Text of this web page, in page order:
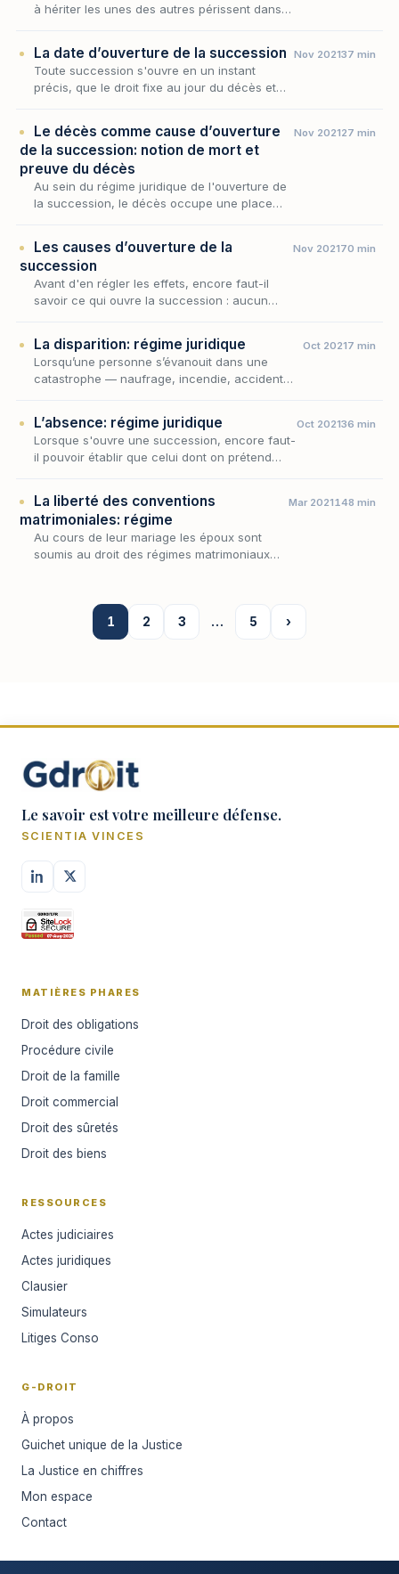
à hériter les unes des autres périssent dans
mort e…
La date d’ouverture de la succession
Toute succession s'ouvre en un instant
précis, que le droit fixe au jour du décès et
gou…
Nov 202137 min
Le décès comme cause d’ouverture
de la succession: notion de mort et
preuve du décès
Au sein du régime juridique de l'ouverture de
la succession, le décès occupe une place
partant, l'en…
Nov 202127 min
Les causes d’ouverture de la
succession
Avant d'en régler les effets, encore faut-il
savoir ce qui ouvre la succession : aucun
départ. Au sein…
Nov 202170 min
La disparition: régime juridique
Lorsqu’une personne s’évanouit dans une
catastrophe — naufrage, incendie, accident
le…
Oct 20217 min
L’absence: régime juridique
Lorsque s'ouvre une succession, encore faut-
il pouvoir établir que celui dont on prétend
Oct 202136 min
La liberté des conventions
matrimoniales: régime
Au cours de leur mariage les époux sont
soumis au droit des régimes matrimoniaux
Mar 2021148 min
1 2 3 … 5 ›
Le savoir est votre meilleure défense.
SCIENTIA VINCES
MATIÈRES PHARES
Droit des obligations
Procédure civile
Droit de la famille
Droit commercial
Droit des sûretés
Droit des biens
RESSOURCES
Actes judiciaires
Actes juridiques
Clausier
Simulateurs
Litiges Conso
G-DROIT
À propos
Guichet unique de la Justice
La Justice en chiffres
Mon espace
Contact